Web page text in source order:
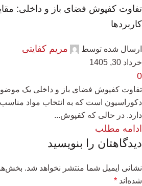
تفاوت کفپوش فضای باز و داخلی:
کاربردها
ارسال شده توسط مریم کفایتی
خرداد 30, 1405
0
تفاوت کفپوش فضای باز و داخلی یک
دکوراسیون است که به انتخاب مواد
دارد. در حالی که کفپوش...
ادامه مطلب
دیدگاهتان را بنویسید
نشانی ایمیل شما منتشر نخواهد شد.
شده‌اند *